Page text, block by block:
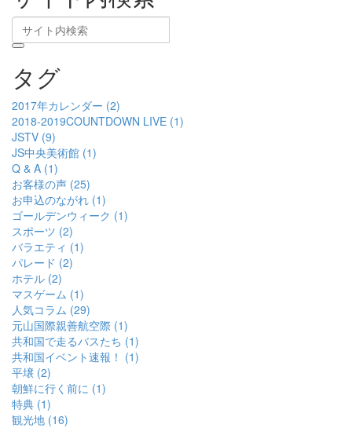
タグ
2017年カレンダー (2)
2018-2019COUNTDOWN LIVE (1)
JSTV (9)
JS中央美術館 (1)
Q & A (1)
お客様の声 (25)
お申込のながれ (1)
ゴールデンウィーク (1)
スポーツ (2)
バラエティ (1)
パレード (2)
ホテル (2)
マスゲーム (1)
人気コラム (29)
元山国際親善航空際 (1)
共和国で走るバスたち (1)
共和国イベント速報！ (1)
平壌 (2)
朝鮮に行く前に (1)
特典 (1)
観光地 (16)